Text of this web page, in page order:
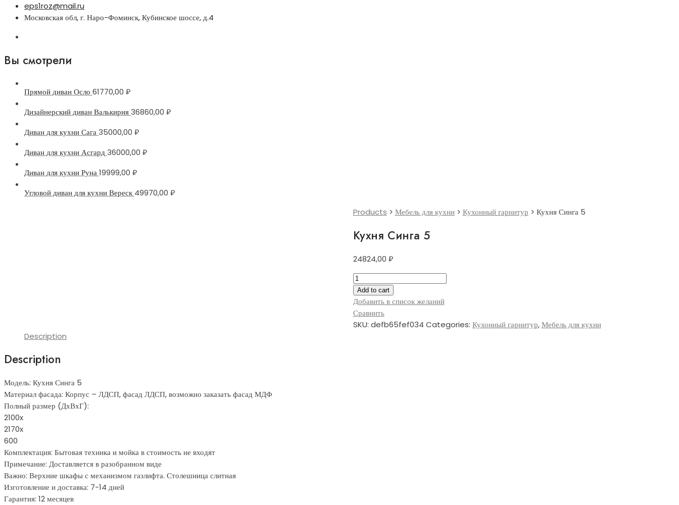
eps1roz@mail.ru
Московская обл, г. Наро-Фоминск, Кубинское шоссе, д.4
Вы смотрели
Прямой диван Осло 61770,00 ₽
Дизайнерский диван Валькирия36860,00 ₽
Диван для кухни Сага35000,00 ₽
Диван для кухни Асгард36000,00 ₽
Диван для кухни Руна19999,00 ₽
Угловой диван для кухни Вереск 49970,00 ₽
Products > Мебель для кухни> Кухонный гарнитур > Кухня Синга 5
Кухня Синга 5
24824,00 ₽
Кухня
Синга
5
quantity
Add to cart
Добавить в список желаний
Сравнить
SKU: defb65fef034 Categories: Кухонный гарнитур,Мебель для кухни
Description
Description
Модель: Кухня Синга 5
Материал фасада: Корпус – ЛДСП, фасад ЛДСП, возможно заказать фасад МДФ
Полный размер (ДхВхГ):
2100x
2170x
600
Комплектация: Бытовая техника и мойка в стоимость не входят
Примечание: Доставляется в разобранном виде
Важно: Верхние шкафы с механизмом газлифта. Столешница слитная
Изготовление и доставка: 7-14 дней
Гарантия: 12 месяцев